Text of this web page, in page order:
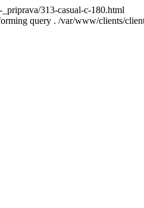
313-casual-c-180.html
query . /var/www/clients/